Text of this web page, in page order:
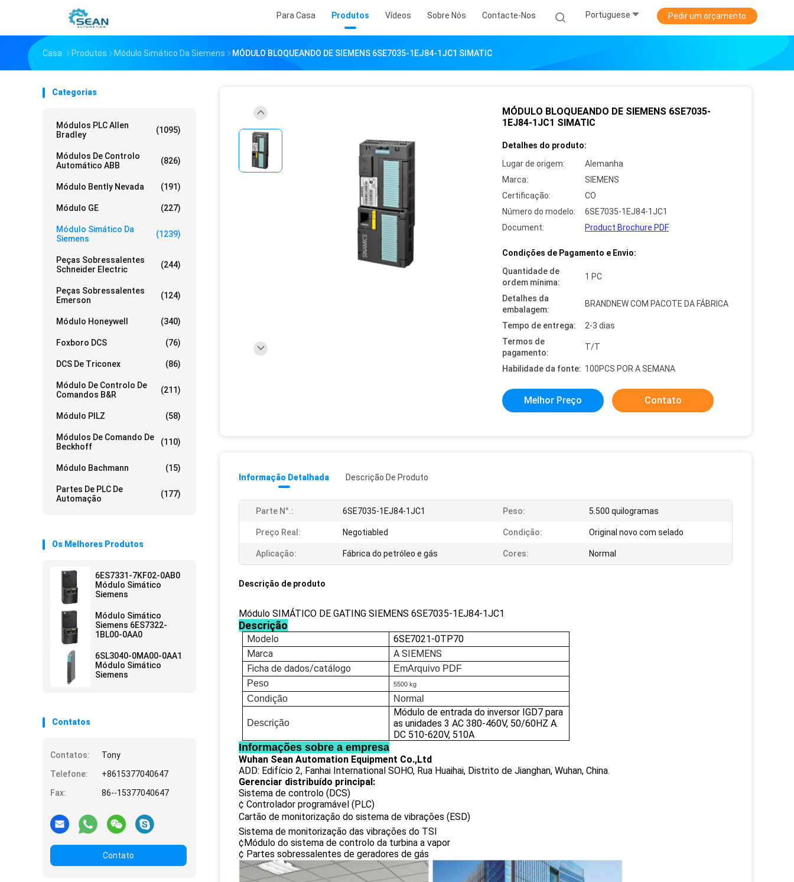
Para Casa Produtos Vídeos Sobre Nós Contacte-Nos Portuguese Pedir um orçamento
Casa Produtos Módulo Simático Da Siemens MÓDULO BLOQUEANDO DE SIEMENS 6SE7035-1EJ84-1JC1 SIMATIC
Categorias
Módulos PLC Allen
Bradley
(1095)
Módulos De Controlo
Automático ABB
(826)
Módulo Bently Nevada (191)
Módulo GE (227)
Módulo Simático Da
Siemens
(1239)
Peças Sobressalentes
Schneider Electric
(244)
Peças Sobressalentes
Emerson
(124)
Módulo Honeywell (340)
Foxboro DCS (76)
DCS De Triconex (86)
Módulo De Controlo De
Comandos B&R
(211)
Módulo PILZ (58)
Módulos De Comando De
Beckhoff
(110)
Módulo Bachmann (15)
Partes De PLC De
Automação
(177)
Os Melhores Produtos
6ES7331-7KF02-0AB0
Módulo Simático
Siemens
Módulo Simático
Siemens 6ES7322-
1BL00-0AA0
6SL3040-0MA00-0AA1
Módulo Simático
Siemens
Contatos
Contatos:
Tony
Telefone:
+8615377040647
Fax:
86--15377040647
Contato
MÓDULO BLOQUEANDO DE SIEMENS 6SE7035-
1EJ84-1JC1 SIMATIC
Detalhes do produto:
Lugar de origem:
Alemanha
Marca:
SIEMENS
Certificação:
CO
Número do modelo:
6SE7035-1EJ84-1JC1
Document:
Product Brochure PDF
Condições de Pagamento e Envio:
Quantidade de
ordem mínima:
1 PC
Detalhes da
embalagem:
BRANDNEW COM PACOTE DA FÁBRICA
Tempo de entrega:
2-3 dias
Termos de
pagamento:
T/T
Habilidade da fonte: 100PCS POR A SEMANA
Melhor Preço Contato
Informação Detalhada Descrição De Produto
Parte N°.: 6SE7035-1EJ84-1JC1 Peso: 5.500 quilogramas
Preço Real: Negotiabled Condição: Original novo com selado
Aplicação: Fábrica do petróleo e gás Cores: Normal
Descrição de produto
Módulo SIMÁTICO DE GATING SIEMENS 6SE7035-1EJ84-1JC1
Descrição
Modelo
6SE7021-0TP70
Marca
A SIEMENS
Ficha de dados/catálogo
EmArquivo PDF
Peso
5500 kg
Condição Normal
Descrição
Módulo de entrada do inversor IGD7 para
as unidades 3 AC 380-460V, 50/60HZ A.
DC 510-620V, 510A
Informações sobre a empresa
Wuhan Sean Automation Equipment Co.,Ltd
ADD: Edifício 2, Fanhai International SOHO, Rua Huaihai, Distrito de Jianghan, Wuhan, China.
Gerenciar distribuído principal:
Sistema de controlo (DCS)
¢ Controlador programável (PLC)
Cartão de monitorização do sistema de vibrações (ESD)
Sistema de monitorização das vibrações do TSI
¢Módulo do sistema de controlo da turbina a vapor
¢ Partes sobressalentes de geradores de gás